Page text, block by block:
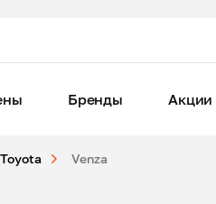
Бренды Акции
Toyota Venza